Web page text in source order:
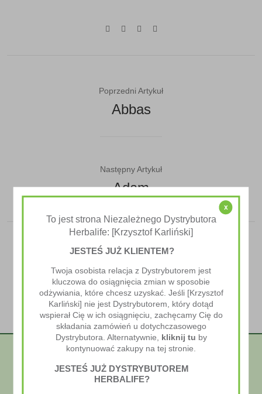
Poprzedni Artykuł
Abbas
Następny Artykuł
Adam
x
To jest strona Niezależnego Dystrybutora
Herbalife: [Krzysztof Karliński]
JESTEŚ JUŻ KLIENTEM?
Twoja osobista relacja z Dystrybutorem jest
kluczowa do osiągnięcia zmian w sposobie
odżywiania, które chcesz uzyskać. Jeśli [Krzysztof
Karliński] nie jest Dystrybutorem, który dotąd
wspierał Cię w ich osiągnięciu, zachęcamy Cię do
składania zamówień u dotychczasowego
Dystrybutora. Alternatywnie, kliknij tu by
kontynuować zakupy na tej stronie.
JESTEŚ JUŻ DYSTRYBUTOREM
HERBALIFE?